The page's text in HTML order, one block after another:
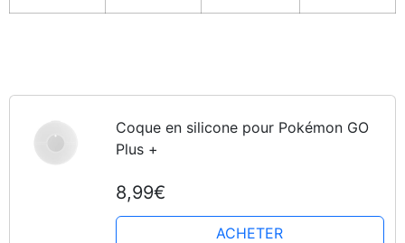
Coque en silicone pour Pokémon GO
Plus +
8,99€
ACHETER